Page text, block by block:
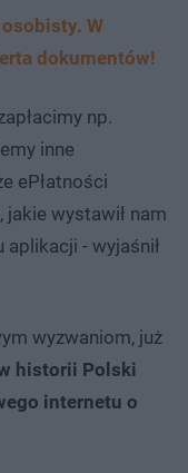
W
dokumentów!
np.
inne
ePłatności
wystawił nam
- wyjaśnił
wyzwaniom, już
historii Polski
internetu o